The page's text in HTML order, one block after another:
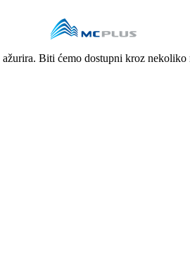
ažurira. Biti ćemo dostupni kroz nekoliko